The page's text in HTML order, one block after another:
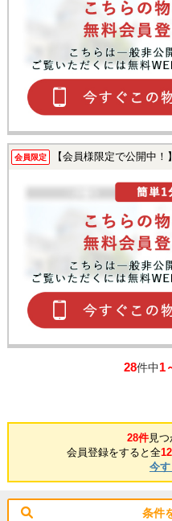
会員限定 【会員様限定で公開中！】
28件中1
28件見つ
会員登録をすると全
今
条件